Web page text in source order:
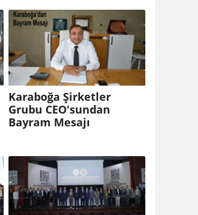
Karaboğa Şirketler
Grubu CEO'sundan
Bayram Mesajı